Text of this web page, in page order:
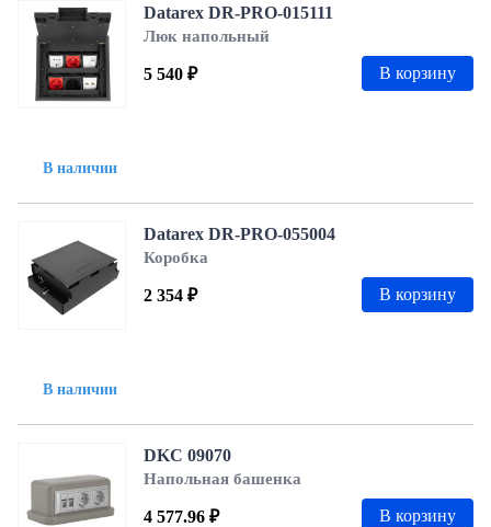
В наличии
Datarex DR-PRO-015111
Люк напольный
5 540 ₽ В корзину
В наличии
Datarex DR-PRO-055004
Коробка
2 354 ₽ В корзину
DKC 09070
Напольная башенка
4 577.96 ₽ В корзину